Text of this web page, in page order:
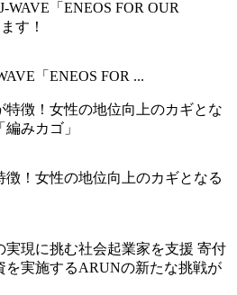
「ENEOS FOR ...
徴！女性の地位向上のカギとなる